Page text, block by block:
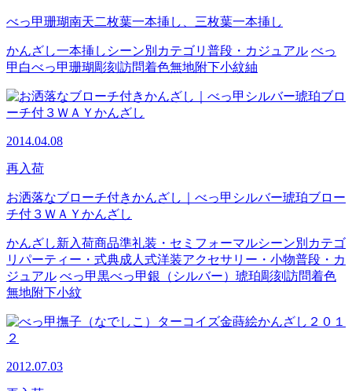
べっ甲珊瑚南天二枚葉一本挿し、三枚葉一本挿し
かんざし一本挿し シーン別カテゴリ 普段・カジュアル べっ
甲 白べっ甲珊瑚彫刻 訪問着色無地附下小紋紬
2014.04.08
再入荷
お洒落なブローチ付きかんざし｜べっ甲シルバー琥珀ブロー
チ付３ＷＡＹかんざし
かんざし新入荷商品準礼装・セミフォーマルシーン別カテゴ
リ パーティー・式典成人式洋装アクセサリー・小物普段・カ
ジュアル べっ甲黒べっ甲銀（シルバー） 琥珀彫刻 訪問着色
無地附下小紋
2012.07.03